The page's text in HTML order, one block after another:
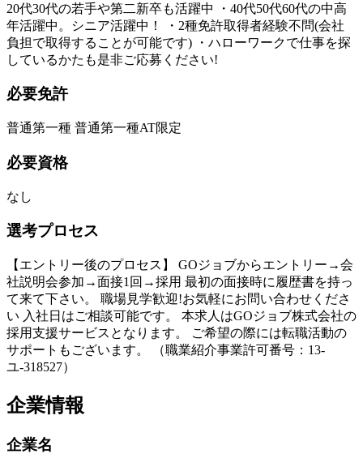
20代30代の若手や第二新卒も活躍中 ・40代50代60代の中高
年活躍中。シニア活躍中！ ・2種免許取得者経験不問(会社
負担で取得することが可能です) ・ハローワークで仕事を探
しているかたも是非ご応募ください!
必要免許
普通第一種 普通第一種AT限定
必要資格
なし
選考プロセス
【エントリー後のプロセス】 GOジョブからエントリー→会
社説明会参加→面接1回→採用 最初の面接時に履歴書を持っ
て来て下さい。 職場見学歓迎!お気軽にお問い合わせくださ
い 入社日はご相談可能です。 本求人はGOジョブ株式会社の
採用支援サービスとなります。 ご希望の際には転職活動の
サポートもございます。 （職業紹介事業許可番号：13-
ユ-318527）
企業情報
企業名